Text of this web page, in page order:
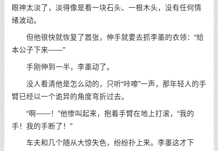
眼神太淡了，淡得像是看一块石头、一根木头，没有任何情
绪波动。
但他很快就恢复了嚣张，伸手就要去抓李墨的衣领：“给
本公子下来——”
手刚伸到一半，李墨动了。
没人看清他是怎么动的，只听“咔嚓”一声，那年轻人的手
臂已经以一个诡异的角度弯折过去。
“啊——！”他惨叫起来，抱着手臂在地上打滚，“我的
手！我的手断了！”
车夫和几个随从大惊失色，纷纷扑上来。李墨这才下